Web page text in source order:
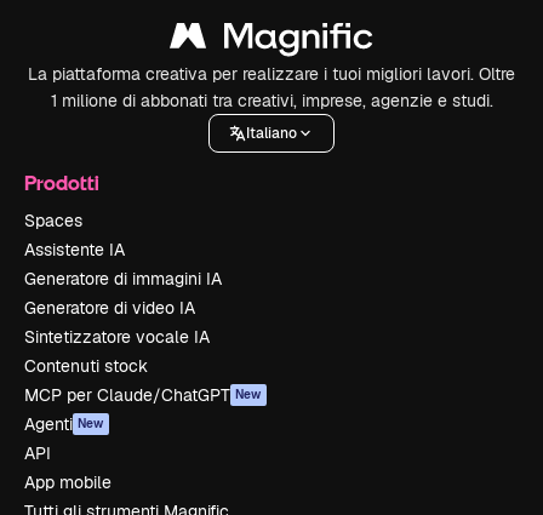
La piattaforma creativa per realizzare i tuoi migliori lavori. Oltre
1 milione di abbonati tra creativi, imprese, agenzie e studi.
Italiano
Prodotti
Spaces
Assistente IA
Generatore di immagini IA
Generatore di video IA
Sintetizzatore vocale IA
Contenuti stock
MCP per Claude/ChatGPT New
Agenti New
API
App mobile